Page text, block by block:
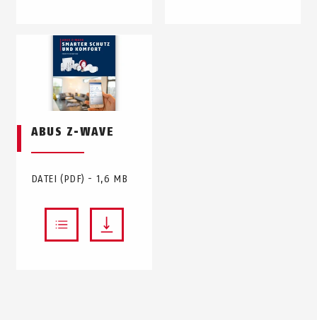
ABUS Z-WAVE
DATEI (PDF) - 1,6 MB